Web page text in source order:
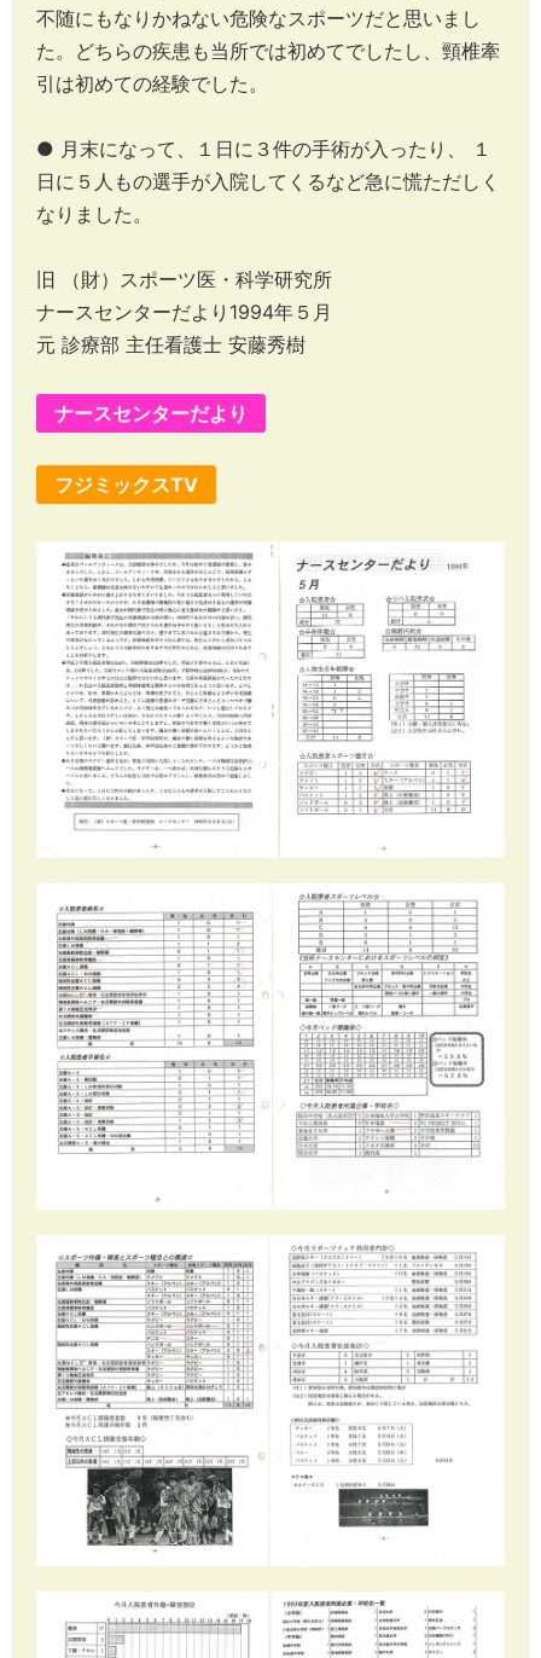
不随にもなりかねない危険なスポーツだと思いまし
た。どちらの疾患も当所では初めてでしたし、頸椎牽
引は初めての経験でした。
● 月末になって、１日に３件の手術が入ったり、 １
日に５人もの選手が入院してくるなど急に慌ただしく
なりました。
旧 （財）スポーツ医・科学研究所
ナースセンターだより1994年５月
元 診療部 主任看護士 安藤秀樹
ナースセンターだより
フジミックスTV